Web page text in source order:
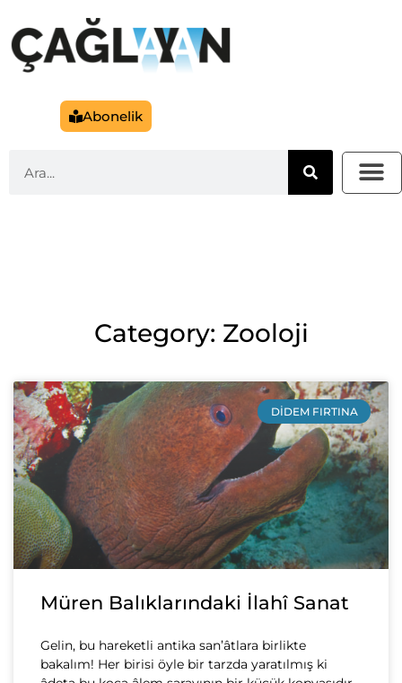
Abonelik
Category: Zooloji
DIDEM FIRTINA
Müren Balıklarındaki İlahî Sanat
Gelin, bu hareketli antika san’âtlara birlikte
bakalım! Her birisi öyle bir tarzda yaratılmış ki